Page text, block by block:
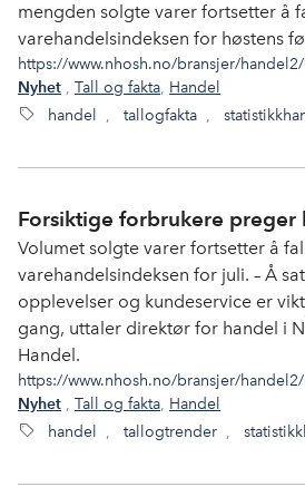
mengden solgte varer fortsetter å
varehandelsindeksen for høstens
https://www.nhosh.no/bransjer/
Nyhet , Tall og fakta, Handel
handel , tallogfakta ,
Forsiktige forbrukere preger
Volumet solgte varer fortsetter å
varehandelsindeksen for juli. – Å
opplevelser og kundeservice er
gang, uttaler direktør for handel i
Handel.
https://www.nhosh.no/bransjer/
Nyhet , Tall og fakta, Handel
handel , tallogtrender ,